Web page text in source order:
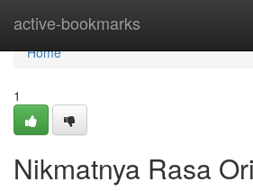
active-bookmarks
Home
Home
1
Nikmatnya Rasa